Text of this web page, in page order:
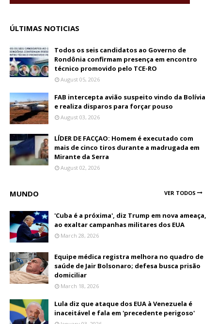
ÚLTIMAS NOTICIAS
Todos os seis candidatos ao Governo de
Rondônia confirmam presença em encontro
técnico promovido pelo TCE-RO
August 05, 2026
FAB intercepta avião suspeito vindo da Bolívia
e realiza disparos para forçar pouso
August 03, 2026
LÍDER DE FACÇAO: Homem é executado com
mais de cinco tiros durante a madrugada em
Mirante da Serra
August 02, 2026
MUNDO VER TODOS
'Cuba é a próxima', diz Trump em nova ameaça,
ao exaltar campanhas militares dos EUA
March 28, 2026
Equipe médica registra melhora no quadro de
saúde de Jair Bolsonaro; defesa busca prisão
domiciliar
March 18, 2026
Lula diz que ataque dos EUA à Venezuela é
inaceitável e fala em 'precedente perigoso'